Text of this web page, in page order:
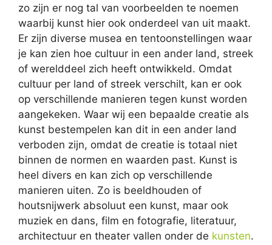
zo zijn er nog tal van voorbeelden te noemen
waarbij kunst hier ook onderdeel van uit maakt.
Er zijn diverse musea en tentoonstellingen waar
je kan zien hoe cultuur in een ander land, streek
of werelddeel zich heeft ontwikkeld. Omdat
cultuur per land of streek verschilt, kan er ook
op verschillende manieren tegen kunst worden
aangekeken. Waar wij een bepaalde creatie als
kunst bestempelen kan dit in een ander land
verboden zijn, omdat de creatie is totaal niet
binnen de normen en waarden past. Kunst is
heel divers en kan zich op verschillende
manieren uiten. Zo is beeldhouden of
houtsnijwerk absoluut een kunst, maar ook
muziek en dans, film en fotografie, literatuur,
architectuur en theater vallen onder de kunsten.